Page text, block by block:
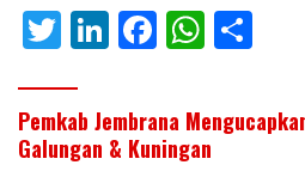
T
itt
er
Li
k
e
F
e
b
W
at
s
ar
e
Pemkab Jembrana
Galungan & Kuningan